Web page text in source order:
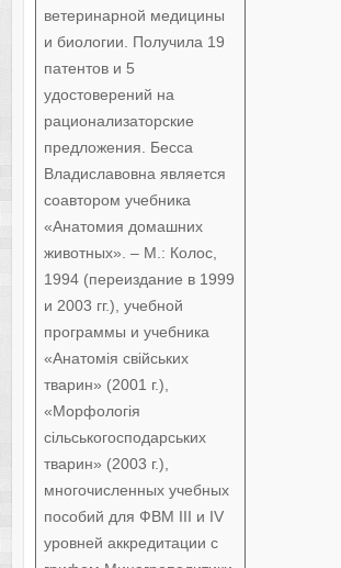
ветеринарной медицины
и биологии. Получила 19
патентов и 5
удостоверений на
рационализаторские
предложения. Бесса
Владиславовна является
соавтором учебника
«Анатомия домашних
животных». – М.: Колос,
1994 (переиздание в 1999
и 2003 гг.), учебной
программы и учебника
«Анатомія свійських
тварин» (2001 г.),
«Морфологія
сільськогосподарських
тварин» (2003 г.),
многочисленных учебных
пособий для ФВМ III и IV
уровней аккредитации с